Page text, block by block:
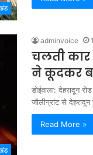
adminvoice
चलती
ने कूदकर
डोईवाला: देहरादून
जौलीग्रांट से
Read More »